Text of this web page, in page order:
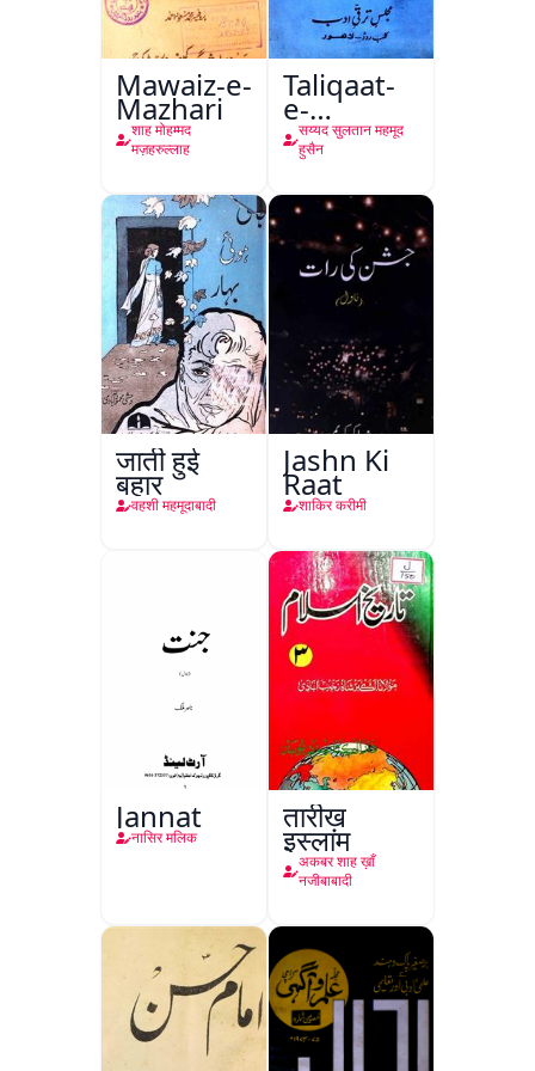
Mawaiz-e-
Mazhari
शाह मोहम्मद
मज़हरुल्लाह
Taliqaat-
e-
Khutbat-
e-Garcin
सय्यद सुलतान महमूद
हुसैन
जाती हुई
बहार
वहशी महमूदाबादी
Jashn Ki
Raat
शाकिर करीमी
Jannat
नासिर मलिक
तारीख़
इस्लाम
अकबर शाह ख़ाँ
नजीबाबादी